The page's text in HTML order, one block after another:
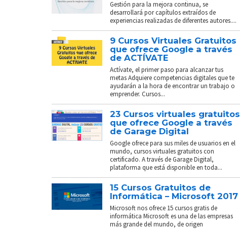
Gestión para la mejora continua, se
desarrollará por capítulos extraídos de
experiencias realizadas de diferentes autores....
9 Cursos Virtuales Gratuitos
que ofrece Google a través
de ACTÍVATE
Actívate, el primer paso para alcanzar tus
metas Adquiere competencias digitales que te
ayudarán a la hora de encontrar un trabajo o
emprender. Cursos...
23 Cursos virtuales gratuitos
que ofrece Google a través
de Garage Digital
Google ofrece para sus miles de usuarios en el
mundo, cursos virtuales gratuitos con
certificado. A través de Garage Digital,
plataforma que está disponible en toda...
15 Cursos Gratuitos de
Informática – Microsoft 2017
Microsoft nos ofrece 15 cursos gratis de
informática Microsoft es una de las empresas
más grande del mundo, de origen